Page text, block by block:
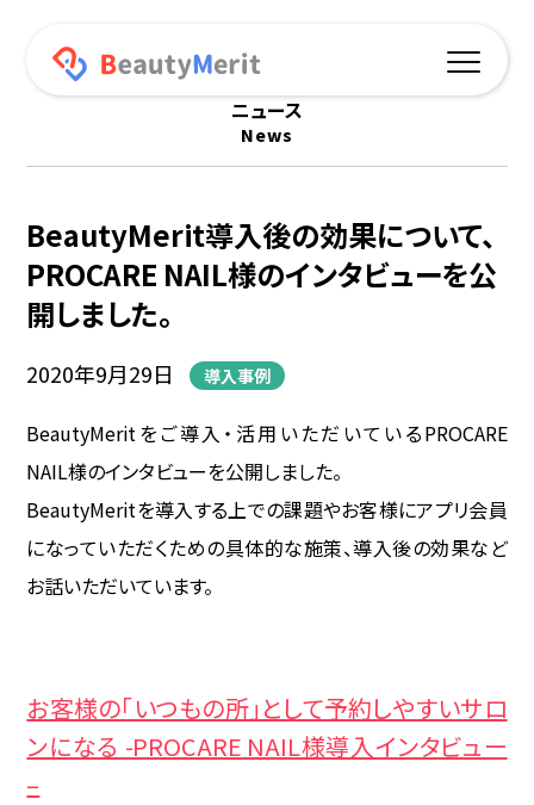
オリジナルアプリ
プッシュ通知
ポイント機能
オンラインショップ
データ分析
WEB予約
ヘアサロン
ニュース
News
BeautyMerit導入後の効果について、
PROCARE NAIL様のインタビューを公
開しました。
2020年9月29日 導入事例
BeautyMeritをご導入・活用いただいているPROCARE
NAIL様のインタビューを公開しました。
BeautyMeritを導入する上での課題やお客様にアプリ会員
になっていただくための具体的な施策、導入後の効果など
お話いただいています。
お客様の「いつもの所」として予約しやすいサロ
ンになる -PROCARE NAIL様導入インタビュー
–